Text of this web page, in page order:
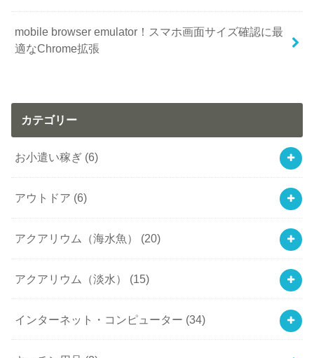
mobile browser emulator！スマホ画面サイズ確認に最
適なChrome拡張
カテゴリー
お小遣い稼ぎ (6)
アウトドア (6)
アクアリウム（海水魚） (20)
アクアリウム（淡水） (15)
インターネット・コンピューター (34)